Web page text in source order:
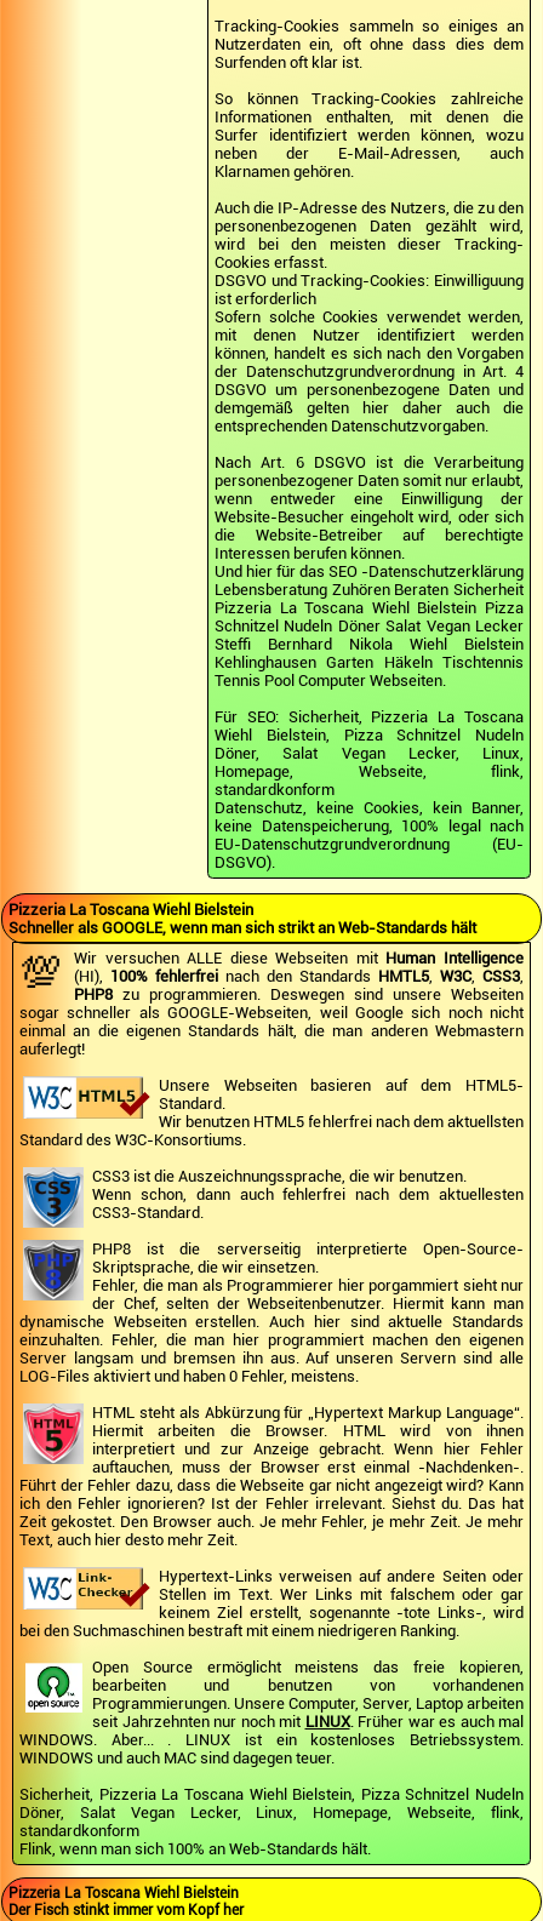
Tracking-Cookies sammeln so einiges an
Nutzerdaten ein, oft ohne dass dies dem
Surfenden oft klar ist.
So können Tracking-Cookies zahlreiche
Informationen enthalten, mit denen die
Surfer identifiziert werden können, wozu
neben der E-Mail-Adressen, auch
Klarnamen gehören.
Auch die IP-Adresse des Nutzers, die zu den
personenbezogenen Daten gezählt wird,
wird bei den meisten dieser Tracking-
Cookies erfasst.
DSGVO und Tracking-Cookies: Einwilliguung
ist erforderlich
Sofern solche Cookies verwendet werden,
mit denen Nutzer identifiziert werden
können, handelt es sich nach den Vorgaben
der Datenschutzgrundverordnung in Art. 4
DSGVO um personenbezogene Daten und
demgemäß gelten hier daher auch die
entsprechenden Datenschutzvorgaben.
Nach Art. 6 DSGVO ist die Verarbeitung
personenbezogener Daten somit nur erlaubt,
wenn entweder eine Einwilligung der
Website-Besucher eingeholt wird, oder sich
die Website-Betreiber auf berechtigte
Interessen berufen können.
Und hier für das SEO -Datenschutzerklärung
Lebensberatung Zuhören Beraten Sicherheit
Pizzeria La Toscana Wiehl Bielstein Pizza
Schnitzel Nudeln Döner Salat Vegan Lecker
Steffi Bernhard Nikola Wiehl Bielstein
Kehlinghausen Garten Häkeln Tischtennis
Tennis Pool Computer Webseiten.
Für SEO: Sicherheit, Pizzeria La Toscana
Wiehl Bielstein, Pizza Schnitzel Nudeln
Döner, Salat Vegan Lecker, Linux,
Homepage, Webseite, flink,
standardkonform
Datenschutz, keine Cookies, kein Banner,
keine Datenspeicherung, 100% legal nach
EU-Datenschutzgrundverordnung (EU-
DSGVO).
Pizzeria La Toscana Wiehl Bielstein
Schneller als GOOGLE, wenn man sich strikt an Web-Standards hält
💯 Wir versuchen ALLE diese Webseiten mit Human Intelligence
(HI), 100% fehlerfrei nach den Standards HMTL5, W3C, CSS3,
PHP8zu programmieren. Deswegen sind unsere Webseiten
sogar schneller als GOOGLE-Webseiten, weil Google sich noch nicht
einmal an die eigenen Standards hält, die man anderen Webmastern
auferlegt!
Unsere Webseiten basieren auf dem HTML5-
Standard.
Wir benutzen HTML5 fehlerfrei nach dem aktuellsten
Standard des W3C-Konsortiums.
CSS3 ist die Auszeichnungssprache, die wir benutzen.
Wenn schon, dann auch fehlerfrei nach dem aktuellesten
CSS3-Standard.
PHP8 ist die serverseitig interpretierte Open-Source-
Skriptsprache, die wir einsetzen.
Fehler, die man als Programmierer hier porgammiert sieht nur
der Chef, selten der Webseitenbenutzer. Hiermit kann man
dynamische Webseiten erstellen. Auch hier sind aktuelle Standards
einzuhalten. Fehler, die man hier programmiert machen den eigenen
Server langsam und bremsen ihn aus. Auf unseren Servern sind alle
LOG-Files aktiviert und haben 0 Fehler, meistens.
HTML steht als Abkürzung für „Hypertext Markup Language“.
Hiermit arbeiten die Browser. HTML wird von ihnen
interpretiert und zur Anzeige gebracht. Wenn hier Fehler
auftauchen, muss der Browser erst einmal -Nachdenken-.
Führt der Fehler dazu, dass die Webseite gar nicht angezeigt wird? Kann
ich den Fehler ignorieren? Ist der Fehler irrelevant. Siehst du. Das hat
Zeit gekostet. Den Browser auch. Je mehr Fehler, je mehr Zeit. Je mehr
Text, auch hier desto mehr Zeit.
Hypertext-Links verweisen auf andere Seiten oder
Stellen im Text. Wer Links mit falschem oder gar
keinem Ziel erstellt, sogenannte -tote Links-, wird
bei den Suchmaschinen bestraft mit einem niedrigeren Ranking.
Open Source ermöglicht meistens das freie kopieren,
bearbeiten und benutzen von vorhandenen
Programmierungen. Unsere Computer, Server, Laptop arbeiten
seit Jahrzehnten nur noch mit LINUX. Früher war es auch mal
WINDOWS. Aber... . LINUX ist ein kostenloses Betriebssystem.
WINDOWS und auch MAC sind dagegen teuer.
Sicherheit, Pizzeria La Toscana Wiehl Bielstein, Pizza Schnitzel Nudeln
Döner, Salat Vegan Lecker, Linux, Homepage, Webseite, flink,
standardkonform
Flink, wenn man sich 100% an Web-Standards hält.
Pizzeria La Toscana Wiehl Bielstein
Der Fisch stinkt immer vom Kopf her